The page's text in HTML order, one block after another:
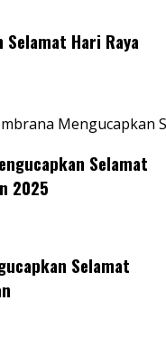
Selamat Hari Raya
Mengucapkan
Selamat
2025
Selamat